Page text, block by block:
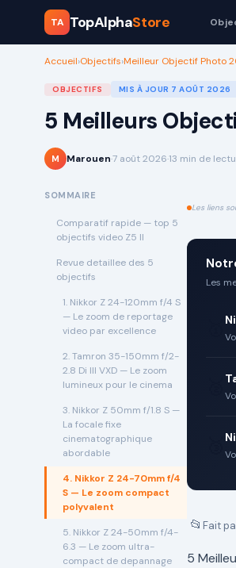
TA TopAlphaStore
Accueil›Objectifs›Meilleur Objectif Photo
OBJECTIFS MIS À JOUR 7 AOÛT 2026
5 Meilleurs
M Marouen·7 août 2026·13 min de
SOMMAIRE
Comparatif rapide — top 5
objectifs video Z5 II
Revue detaillee des 5
objectifs
1. Nikkor Z 24-120mm f/4 S
— Le zoom de reportage
video par excellence
2. Tamron 35-150mm f/2-
2.8 Di III VXD — Le zoom
lumineux pour le cinema
3. Nikkor Z 50mm f/1.8 S —
La focale fixe
cinematographique
abordable
4. Nikkor Z 24-70mm f/4
S — Le zoom compact
polyvalent
5. Nikkor Z 24-50mm f/4-
6.3 — Le zoom ultra-
compact de depannage
Les liens
Les
📂 Fait
5